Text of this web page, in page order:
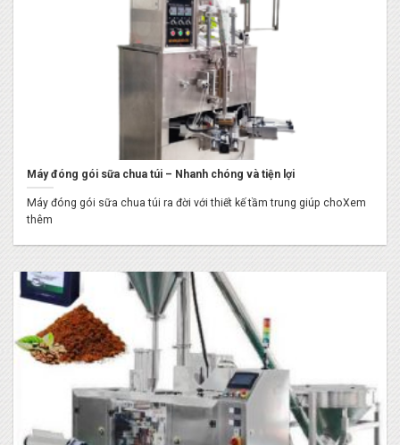
Máy đóng gói sữa chua túi – Nhanh chóng và tiện lợi
Máy đóng gói sữa chua túi ra đời với thiết kế tầm trung giúp choXem
thêm